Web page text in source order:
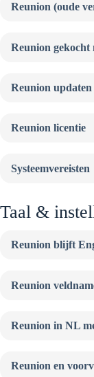
Reunion (oude
Reunion gekocht
Reunion
Reunion licentie
Systeemvereisten
Taal &
Reunion blijft
Reunion
Reunion in NL
Reunion en